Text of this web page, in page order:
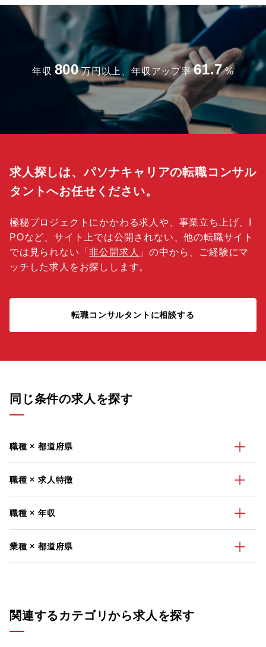
年収 800 万円以上、年収アップ率 61.7 %
求人探しは、パソナキャリアの転職コンサル
タントへお任せください。
極秘プロジェクトにかかわる求人や、事業立ち上げ、I
POなど、サイト上では公開されない、他の転職サイト
では見られない「非公開求人 」の中から、ご経験にマ
ッチした求人をお探しします。
転職コンサルタントに相談する
同じ条件の求人を探す
職種 × 都道府県
職種 × 求人特徴
職種 × 年収
業種 × 都道府県
関連するカテゴリから求人を探す